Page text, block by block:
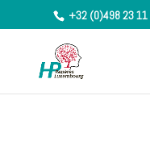
+32 (0)498 23 11